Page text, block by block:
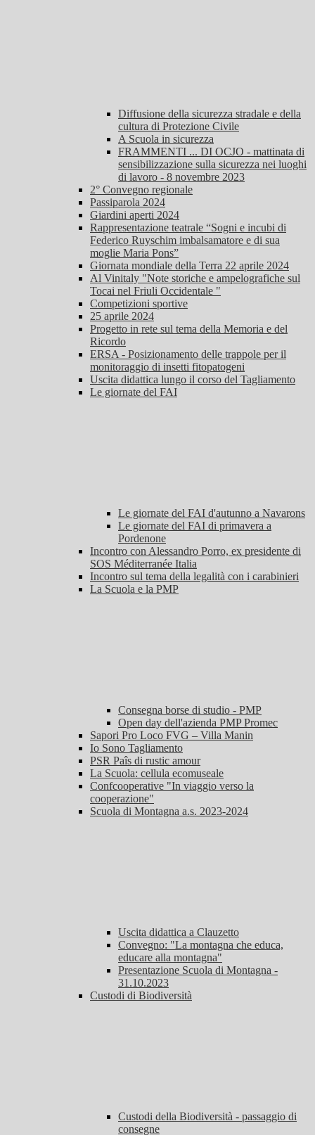
Diffusione della sicurezza stradale e della
cultura di Protezione Civile
A Scuola in sicurezza
FRAMMENTI ... DI OCJO - mattinata di
sensibilizzazione sulla sicurezza nei luoghi
di lavoro - 8 novembre 2023
2° Convegno regionale
Passiparola 2024
Giardini aperti 2024
Rappresentazione teatrale “Sogni e incubi di
Federico Ruyschim imbalsamatore e di sua
moglie Maria Pons”
Giornata mondiale della Terra 22 aprile 2024
Al Vinitaly "Note storiche e ampelografiche sul
Tocai nel Friuli Occidentale "
Competizioni sportive
25 aprile 2024
Progetto in rete sul tema della Memoria e del
Ricordo
ERSA - Posizionamento delle trappole per il
monitoraggio di insetti fitopatogeni
Uscita didattica lungo il corso del Tagliamento
Le giornate del FAI
Le giornate del FAI d'autunno a Navarons
Le giornate del FAI di primavera a
Pordenone
Incontro con Alessandro Porro, ex presidente di
SOS Méditerranée Italia
Incontro sul tema della legalità con i carabinieri
La Scuola e la PMP
Consegna borse di studio - PMP
Open day dell'azienda PMP Promec
Sapori Pro Loco FVG – Villa Manin
Io Sono Tagliamento
PSR Paîs di rustic amour
La Scuola: cellula ecomuseale
Confcooperative "In viaggio verso la
cooperazione"
Scuola di Montagna a.s. 2023-2024
Uscita didattica a Clauzetto
Convegno: "La montagna che educa,
educare alla montagna"
Presentazione Scuola di Montagna -
31.10.2023
Custodi di Biodiversità
Custodi della Biodiversità - passaggio di
consegne